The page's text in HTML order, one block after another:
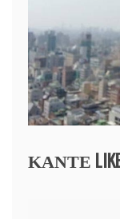
ΚΑΝΤΕ